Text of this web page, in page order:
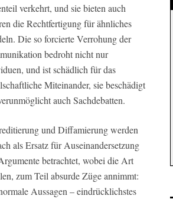
verkehrt, und sie bieten auch
die Rechtfertigung für ähnliches
Die so forcierte Verrohung der
bedroht nicht nur
und ist schädlich für das
Miteinander, sie beschädigt
auch Sachdebatten.
und Diffamierung werden
als Ersatz für Auseinandersetzung
betrachtet, wobei die Art
zum Teil absurde Züge annimmt:
Aussagen – eindrücklichstes